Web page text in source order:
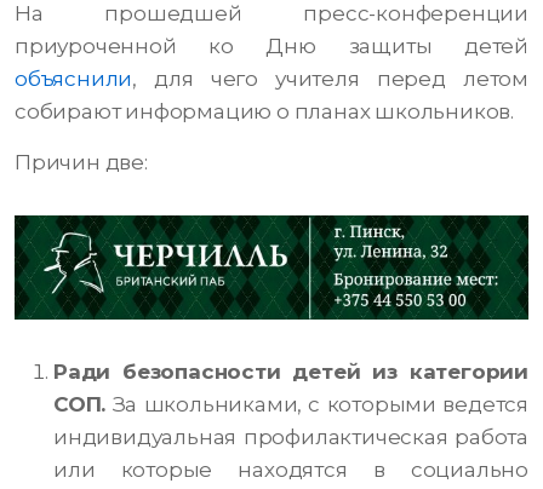
На прошедшей пресс-конференции
приуроченной ко Дню защиты детей
объяснили, для чего учителя перед летом
собирают информацию о планах школьников.
Причин две:
Ради безопасности детей из категории
СОП. За школьниками, с которыми ведется
индивидуальная профилактическая работа
или которые находятся в социально